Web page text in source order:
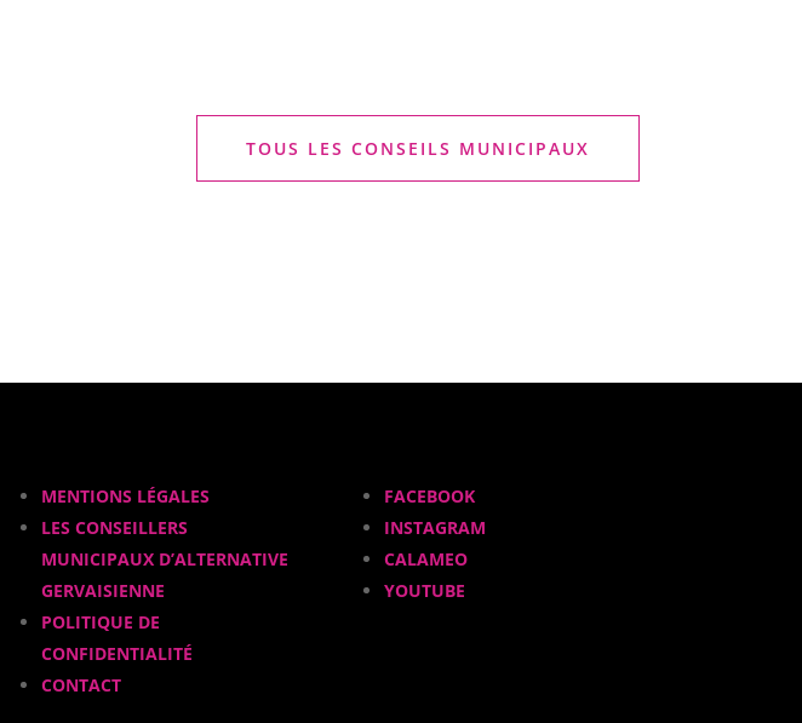
TOUS LES CONSEILS MUNICIPAUX
MENTIONS LÉGALES
LES CONSEILLERS
MUNICIPAUX D’ALTERNATIVE
GERVAISIENNE
POLITIQUE DE
CONFIDENTIALITÉ
CONTACT
FACEBOOK
INSTAGRAM
CALAMEO
YOUTUBE